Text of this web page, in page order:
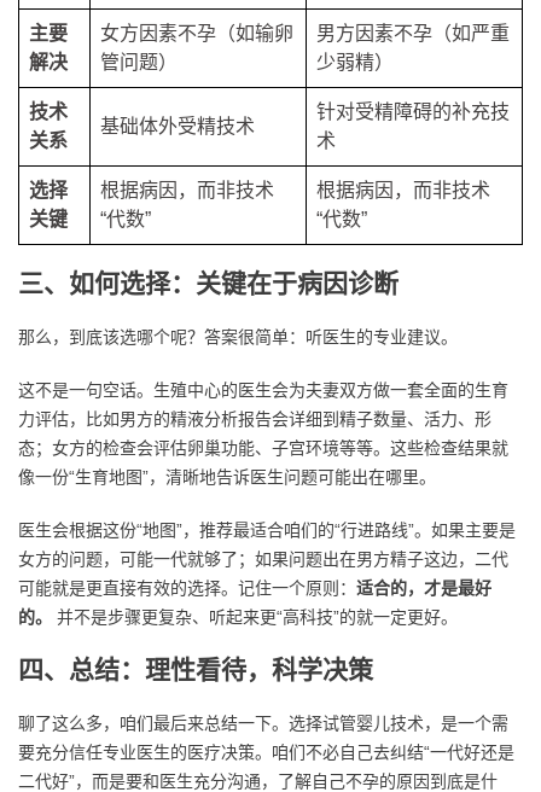
主要
解决
女方因素不孕（如输卵
管问题）
男方因素不孕（如严重
少弱精）
技术
关系
基础体外受精技术
针对受精障碍的补充技
术
选择
关键
根据病因，而非技术
“代数”
根据病因，而非技术
“代数”
三、如何选择：关键在于病因诊断
那么，到底该选哪个呢？答案很简单：听医生的专业建议。
这不是一句空话。生殖中心的医生会为夫妻双方做一套全面的生育
力评估，比如男方的精液分析报告会详细到精子数量、活力、形
态；女方的检查会评估卵巢功能、子宫环境等等。这些检查结果就
像一份“生育地图”，清晰地告诉医生问题可能出在哪里。
医生会根据这份“地图”，推荐最适合咱们的“行进路线”。如果主要是
女方的问题，可能一代就够了；如果问题出在男方精子这边，二代
可能就是更直接有效的选择。记住一个原则： 适合的，才是最好
的。
并不是步骤更复杂、听起来更“高科技”的就一定更好。
四、总结：理性看待，科学决策
聊了这么多，咱们最后来总结一下。选择试管婴儿技术，是一个需
要充分信任专业医生的医疗决策。咱们不必自己去纠结“一代好还是
二代好”，而是要和医生充分沟通，了解自己不孕的原因到底是什